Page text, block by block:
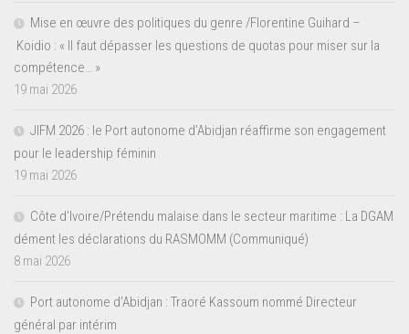
Mise en œuvre des politiques du genre /Florentine Guihard –
Koidio : « Il faut dépasser les questions de quotas pour miser sur la
compétence… »
19 mai 2026
JIFM 2026 : le Port autonome d’Abidjan réaffirme son engagement
pour le leadership féminin
19 mai 2026
Côte d’Ivoire/Prétendu malaise dans le secteur maritime : La DGAM
dément les déclarations du RASMOMM (Communiqué)
8 mai 2026
Port autonome d’Abidjan : Traoré Kassoum nommé Directeur
général par intérim